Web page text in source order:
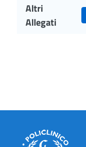
Altri
Allegati